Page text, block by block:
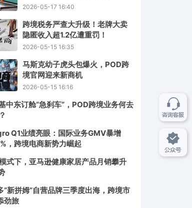
2026-05-17 16:40
跨境税务严查大升级！老牌大卖
隐匿收入超1.2亿遭重罚！
2026-05-15 16:35
马斯克幼子虎头包爆火，POD跨
境官网迎来新商机
2026-05-15 16:16
中东订舱“急刹车”，POD跨境业务何去
Q1业绩亮眼：国际业务GMV暴增
，跨境电商新势力崛起
式下，亚马逊健康家居产品月销攀升
“新拼姆”自营品牌三季度出海，跨境市
劲旅